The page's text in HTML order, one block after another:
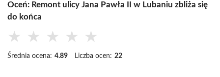
Oceń: Remont ulicy Jana Pawła II w Lubaniu zbliża się
do końca
★ ★ ★ ★ ★
Średnia ocena: 4.89 Liczba ocen: 22